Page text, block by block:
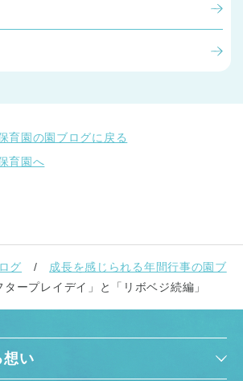
育園の園ブログに戻る
育園へ
グ
成長を感じられる年間行事の園ブ
タープレイデイ」と「リボベジ続編」
想い